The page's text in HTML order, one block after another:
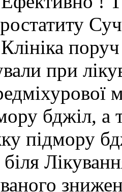
Клініка
при
бджіл,
підмору